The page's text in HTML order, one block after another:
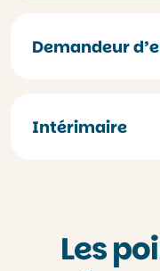
Demandeur
Intérimaire
Les